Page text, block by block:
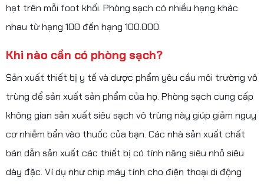
hạt trên mỗi foot khối. Phòng sạch có nhiều hạng khác
nhau từ hạng 100 đến hạng 100.000.
Khi nào cần có phòng sạch?
Sản xuất thiết bị y tế và dược phẩm yêu cầu môi trường vô
trùng để sản xuất sản phẩm của họ. Phòng sạch cung cấp
không gian sản xuất siêu sạch vô trùng này giúp giảm nguy
cơ nhiễm bẩn vào thuốc của bạn. Các nhà sản xuất chất
bán dẫn sản xuất các thiết bị có tính năng siêu nhỏ siêu
dày đặc. Ví dụ như chip máy tính cho điện thoại di động